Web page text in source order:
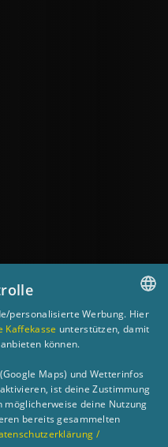
GERMAN
personalisierte Werbung. Hier
Kaffekasse unterstützen, damit
können.
Maps) und Wetterinfos
ist deine Zustimmung
deine Nutzung
bereits gesammelten
/